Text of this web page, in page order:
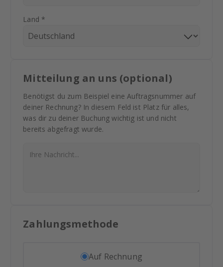
Land *
Mitteilung an uns (optional)
Benötigst du zum Beispiel eine Auftragsnummer auf
deiner Rechnung? In diesem Feld ist Platz für alles,
was dir zu deiner Buchung wichtig ist und nicht
bereits abgefragt wurde.
Zahlungsmethode
Auf Rechnung